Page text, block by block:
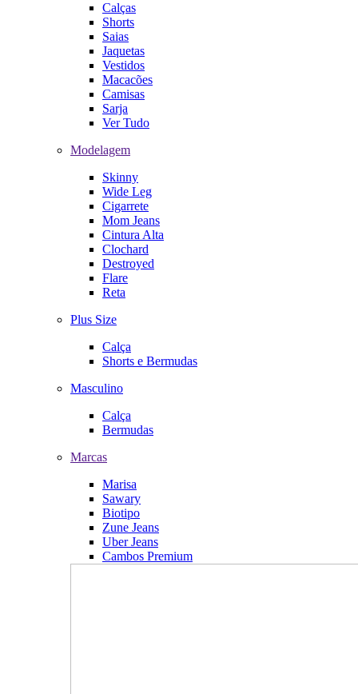
Calças
Shorts
Saias
Jaquetas
Vestidos
Macacões
Camisas
Sarja
Ver Tudo
Modelagem
Skinny
Wide Leg
Cigarrete
Mom Jeans
Cintura Alta
Clochard
Destroyed
Flare
Reta
Plus Size
Calça
Shorts e Bermudas
Masculino
Calça
Bermudas
Marcas
Marisa
Sawary
Biotipo
Zune Jeans
Uber Jeans
Cambos Premium